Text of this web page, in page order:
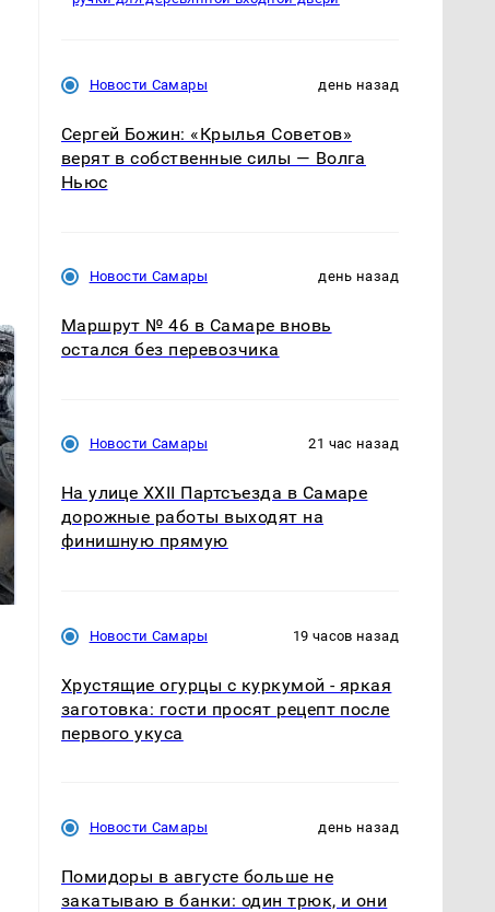
Не ешьте эту
Новости Самары день назад
Сергей Божин: «Крылья Советов»
верят в собственные силы — Волга
Ньюс
Новости Самары день назад
Маршрут № 46 в Самаре вновь
остался без перевозчика
Новости Самары 21 час назад
На улице XXII Партсъезда в Самаре
дорожные работы выходят на
финишную прямую
Новости Самары 19 часов назад
Хрустящие огурцы с куркумой - яркая
заготовка: гости просят рецепт после
первого укуса
Новости Самары день назад
Помидоры в августе больше не
закатываю в банки: один трюк, и они